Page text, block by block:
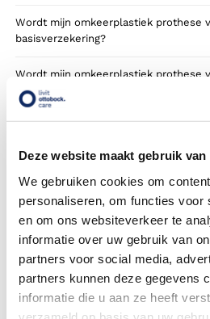
Deze website maakt gebruik van
We gebruiken cookies om
personaliseren, om functies voor
en om ons websiteverkeer te
informatie over uw gebruik van
partners voor social media,
partners kunnen deze gegevens
informatie die u aan ze heeft
Wordt mijn omkeerplastiek prothese
basisverzekering?
Wordt mijn omkeerplastiek prothese
aanvullende verzekering?
Betaal ik een eigen risico?
Zijn er ook omkeerplastiek prothesen
standaard uitvoeringen?
Is de omkeerplastiek prothese mijn
Wordt de omkeerplastiek prothese
bruikleen of lease regeling van uw
Wanneer mag mijn omkeerplastiek
worden?